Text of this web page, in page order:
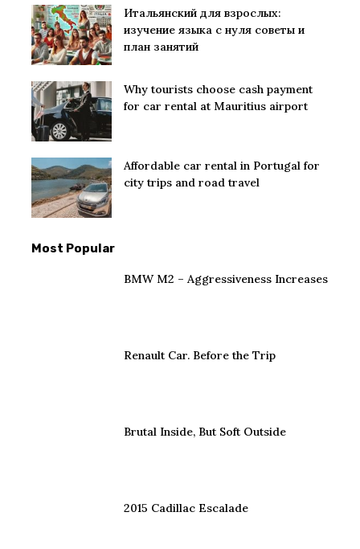
Итальянский для взрослых:
изучение языка с нуля советы и
план занятий
Why tourists choose cash payment
for car rental at Mauritius airport
Affordable car rental in Portugal for
city trips and road travel
Most Popular
BMW M2 – Aggressiveness Increases
Renault Car. Before the Trip
Brutal Inside, But Soft Outside
2015 Cadillac Escalade